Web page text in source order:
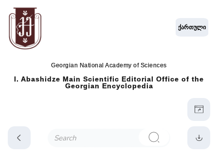
Georgian National Academy of Sciences
I. Abashidze Main Scientific Editorial Office of the
Georgian Encyclopedia
ქართული